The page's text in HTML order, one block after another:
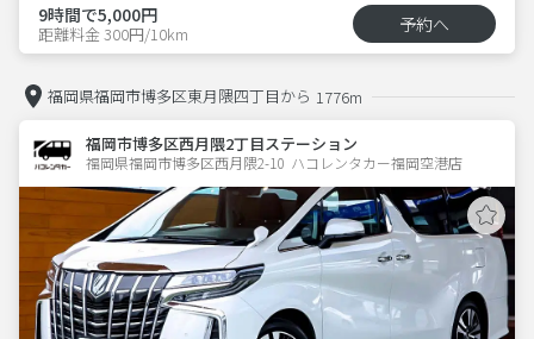
9時間で5,000円
距離料金 300円/10km 予約へ
福岡県福岡市博多区東月隈四丁目から 1776m
福岡市博多区西月隈2丁目ステーション
福岡県福岡市博多区西月隈2-10  ハコレンタカー福岡空港店